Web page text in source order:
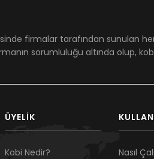
firmalar tarafından sunulan
sorumluluğu altında olup,
ÜYELIK
Kobi Nedir?
Nasıl